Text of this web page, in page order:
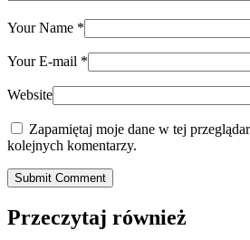
Your Name *
Your E-mail *
Website
Zapamiętaj moje dane w tej
kolejnych komentarzy.
Submit Comment
Przeczytaj również